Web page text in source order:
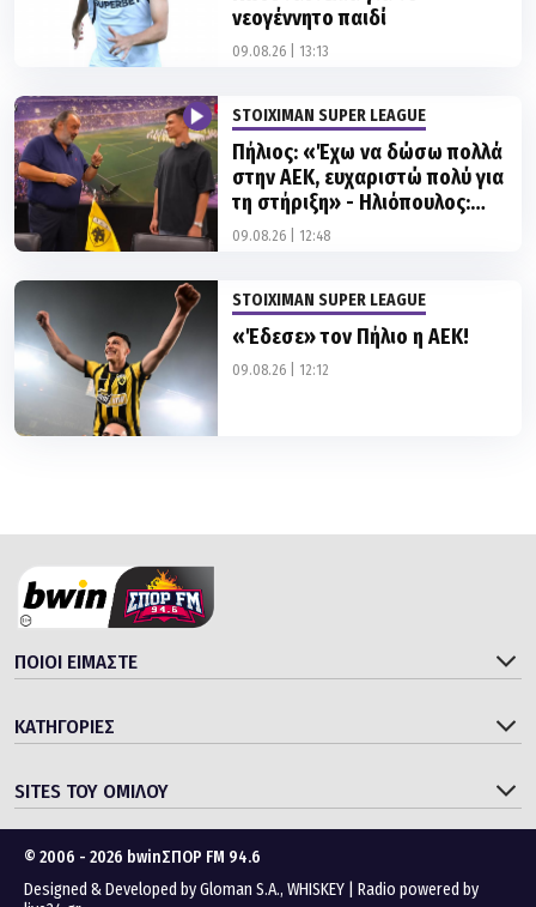
STOIXIMAN SUPER LEAGUE
στην ΑΕΚ, ευχαριστώ πολύ για
τη στήριξη» - Ηλιόπουλος:
«Αυτό είναι για όσους σε
αμφισβήτησαν»
09.08.26 | 12:48
STOIXIMAN SUPER LEAGUE
09.08.26 | 12:12
ΠΟΙΟΙ ΕΙΜΑΣΤΕ
ΚΑΤΗΓΟΡΙΕΣ
SITES ΤΟΥ ΟΜΙΛΟΥ
© 2006 - 2026 bwinΣΠΟΡ FM 94.6
live24.gr